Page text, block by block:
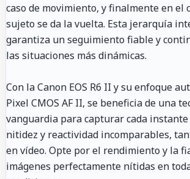
caso de movimiento, y finalmente en el
sujeto se da la vuelta. Esta jerarquía
garantiza un seguimiento fiable y
las situaciones más dinámicas.
Con la Canon EOS R6 II y su enfoque
Pixel CMOS AF II, se beneficia de una
vanguardia para capturar cada instante
nitidez y reactividad incomparables,
en vídeo. Opte por el rendimiento y la
imágenes perfectamente nítidas en